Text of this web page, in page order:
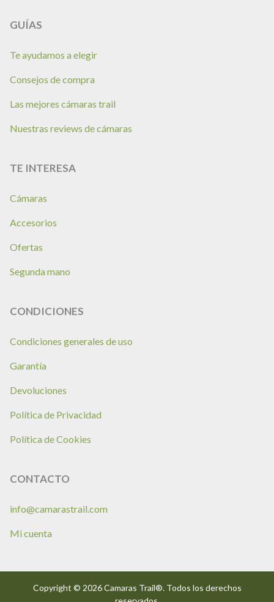
GUÍAS
Te ayudamos a elegir
Consejos de compra
Las mejores cámaras trail
Nuestras reviews de cámaras
TE INTERESA
Cámaras
Accesorios
Ofertas
Segunda mano
CONDICIONES
Condiciones generales de uso
Garantía
Devoluciones
Política de Privacidad
Política de Cookies
CONTACTO
info@camarastrail.com
Mi cuenta
Copyright © 2026 Camaras Trail®. Todos los derechos